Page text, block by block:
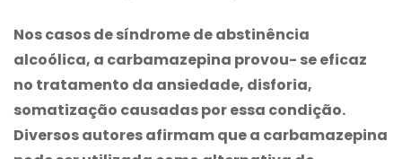
Nos casos de síndrome de abstinência
alcoólica, a carbamazepina provou- se eficaz
no tratamento da ansiedade, disforia,
somatização causadas por essa condição.
Diversos autores afirmam que a carbamazepina